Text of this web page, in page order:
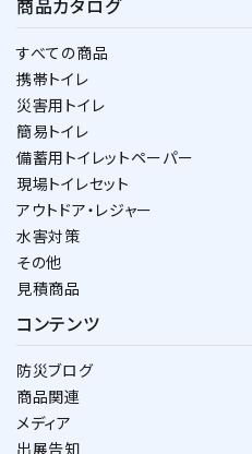
商品カタログ
すべての商品
携帯トイレ
災害用トイレ
簡易トイレ
備蓄用トイレットペーパー
現場トイレセット
アウトドア・レジャー
水害対策
その他
見積商品
コンテンツ
防災ブログ
商品関連
メディア
出展告知